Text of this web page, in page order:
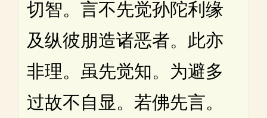
切智。言不先觉孙陀利缘
及纵彼朋造诸恶者。此亦
非理。虽先觉知。为避多
过故不自显。若佛先言。